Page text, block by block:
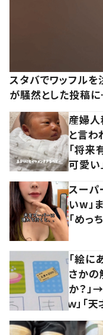
スタバでワッフルを
が騒然とした投稿に
産婦人
と言
「将来
可愛い
スーパ
いw」
「めっ
「絵に
さかの
か？」
ｗ」「